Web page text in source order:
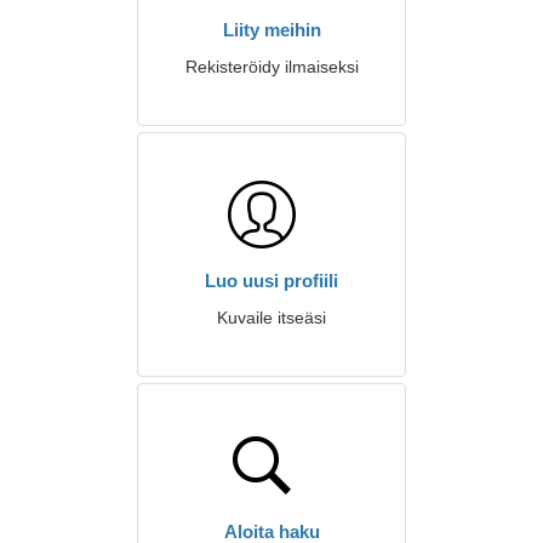
Liity meihin
Rekisteröidy ilmaiseksi
Luo uusi profiili
Kuvaile itseäsi
Aloita haku